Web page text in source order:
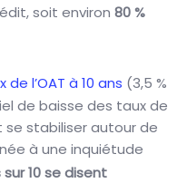
soit environ 80 %
l’OAT à 10 ans (3,5 %
de baisse des taux de
stabiliser autour de
à une inquiétude
sur 10 se disent